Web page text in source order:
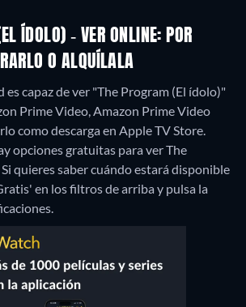
ÍDOLO) - VER ONLINE: POR
O ALQUÍLALA
capaz de ver "The Program (El ídolo)"
Prime Video, Amazon Prime Video
como descarga en Apple TV Store.
opciones gratuitas para ver The
quieres saber cuándo estará disponible
en los filtros de arriba y pulsa la